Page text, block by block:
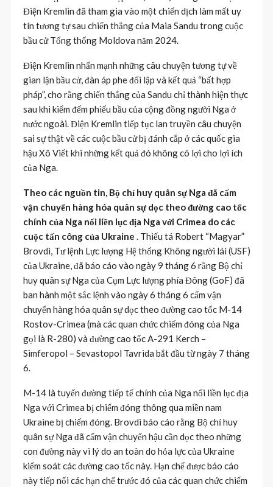
Điện Kremlin đã tham gia vào một chiến dịch làm mất uy
tín tương tự sau chiến thắng của Maia Sandu trong cuộc
bầu cử Tổng thống Moldova năm 2024.
Điện Kremlin nhấn mạnh những câu chuyện tương tự về
gian lận bầu cử, đàn áp phe đối lập và kết quả “bất hợp
pháp”, cho rằng chiến thắng của Sandu chỉ thành hiện thực
sau khi kiểm đếm phiếu bầu của cộng đồng người Nga ở
nước ngoài. Điện Kremlin tiếp tục lan truyền câu chuyện
sai sự thật về các cuộc bầu cử bị đánh cắp ở các quốc gia
hậu Xô Viết khi những kết quả đó không có lợi cho lợi ích
của Nga.
Theo các nguồn tin, Bộ chỉ huy quân sự Nga đã cấm
vận chuyển hàng hóa quân sự dọc theo đường cao tốc
chính của Nga nối liền lục địa Nga với Crimea do các
cuộc tấn công của Ukraine . Thiếu tá Robert “Magyar”
Brovdi, Tư lệnh Lực lượng Hệ thống Không người lái (USF)
của Ukraine, đã báo cáo vào ngày 9 tháng 6 rằng Bộ chỉ
huy quân sự Nga của Cụm Lực lượng phía Đông (GoF) đã
ban hành một sắc lệnh vào ngày 6 tháng 6 cấm vận
chuyển hàng hóa quân sự dọc theo đường cao tốc M-14
Rostov-Crimea (mà các quan chức chiếm đóng của Nga
gọi là R-280) và đường cao tốc A-291 Kerch –
Simferopol – Sevastopol Tavrida bắt đầu từ ngày 7 tháng
6.
M-14 là tuyến đường tiếp tế chính của Nga nối liền lục địa
Nga với Crimea bị chiếm đóng thông qua miền nam
Ukraine bị chiếm đóng. Brovdi báo cáo rằng Bộ chỉ huy
quân sự Nga đã cấm vận chuyển hậu cần dọc theo những
con đường này vì lý do an toàn do hỏa lực của Ukraine
kiểm soát các đường cao tốc này. Hạn chế được báo cáo
này tiếp nối các hạn chế trước đó của các quan chức chiếm